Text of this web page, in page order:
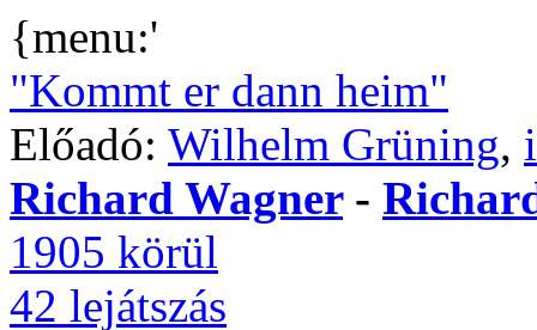
{menu:'
"Kommt er dann heim"
Előadó: Wilhelm Grüning,
Richard Wagner-
1905 körül
42 lejátszás